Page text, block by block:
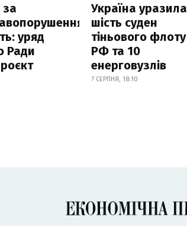
уряд
Ради
Україна уразила
шість суден
тіньового флоту
РФ та 10
енерговузлів
7 СЕРПНЯ, 18:10